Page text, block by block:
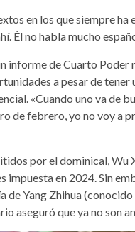
en los que siempre
Él no habla mucho
informe de Cuarto Poder
a pesar de
«Cuando uno va de
de febrero, yo no voy a
por el dominical,
impuesta en 2024. Sin
de Yang Zhihua
aseguró que ya no son